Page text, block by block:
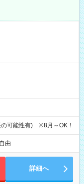
可能性有) ※8月～OK！
由
詳細へ